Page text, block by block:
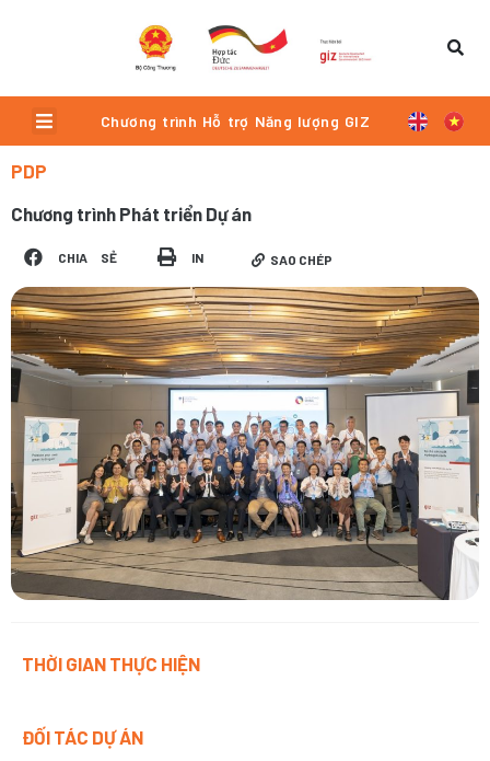
Menu Chương trình Hỗ trợ Năng lượng GIZ
PDP
Chương trình Phát triển Dự án
CHIA SẺ IN SAO CHÉP
THỜI GIAN THỰC HIỆN
ĐỐI TÁC DỰ ÁN